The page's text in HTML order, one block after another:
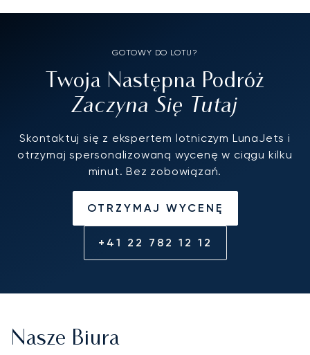
GOTOWY DO LOTU?
Twoja Następna Podróż
Zaczyna Się Tutaj
Skontaktuj się z ekspertem lotniczym LunaJets i
otrzymaj spersonalizowaną wycenę w ciągu kilku
minut. Bez zobowiązań.
OTRZYMAJ WYCENĘ
+41 22 782 12 12
Nasze Biura